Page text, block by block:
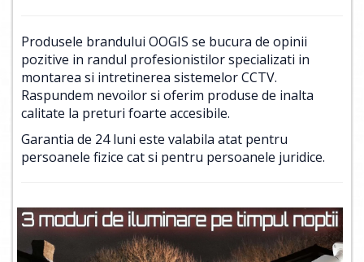
Produsele brandului OOGIS se bucura de opinii
pozitive in randul profesionistilor specializati in
montarea si intretinerea sistemelor CCTV.
Raspundem nevoilor si oferim produse de inalta
calitate la preturi foarte accesibile.
Garantia de 24 luni este valabila atat pentru
persoanele fizice cat si pentru persoanele juridice.